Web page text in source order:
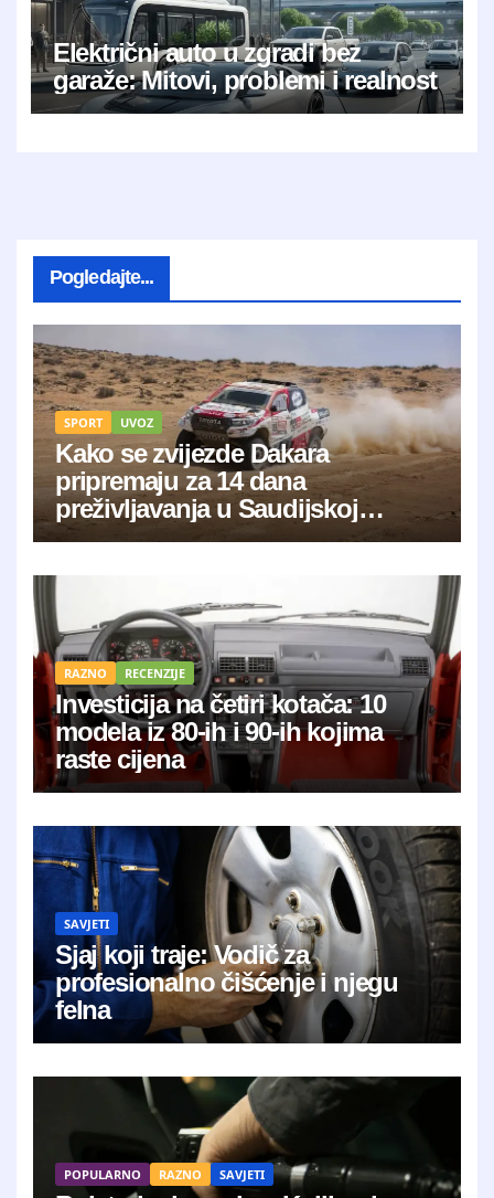
Električni auto u zgradi bez
garaže: Mitovi, problemi i realnost
Pogledajte...
SPORT UVOZ
Kako se zvijezde Dakara
pripremaju za 14 dana
preživljavanja u Saudijskoj
Arabiji?
RAZNO RECENZIJE
Investicija na četiri kotača: 10
modela iz 80-ih i 90-ih kojima
raste cijena
SAVJETI
Sjaj koji traje: Vodič za
profesionalno čišćenje i njegu
felna
POPULARNO RAZNO SAVJETI